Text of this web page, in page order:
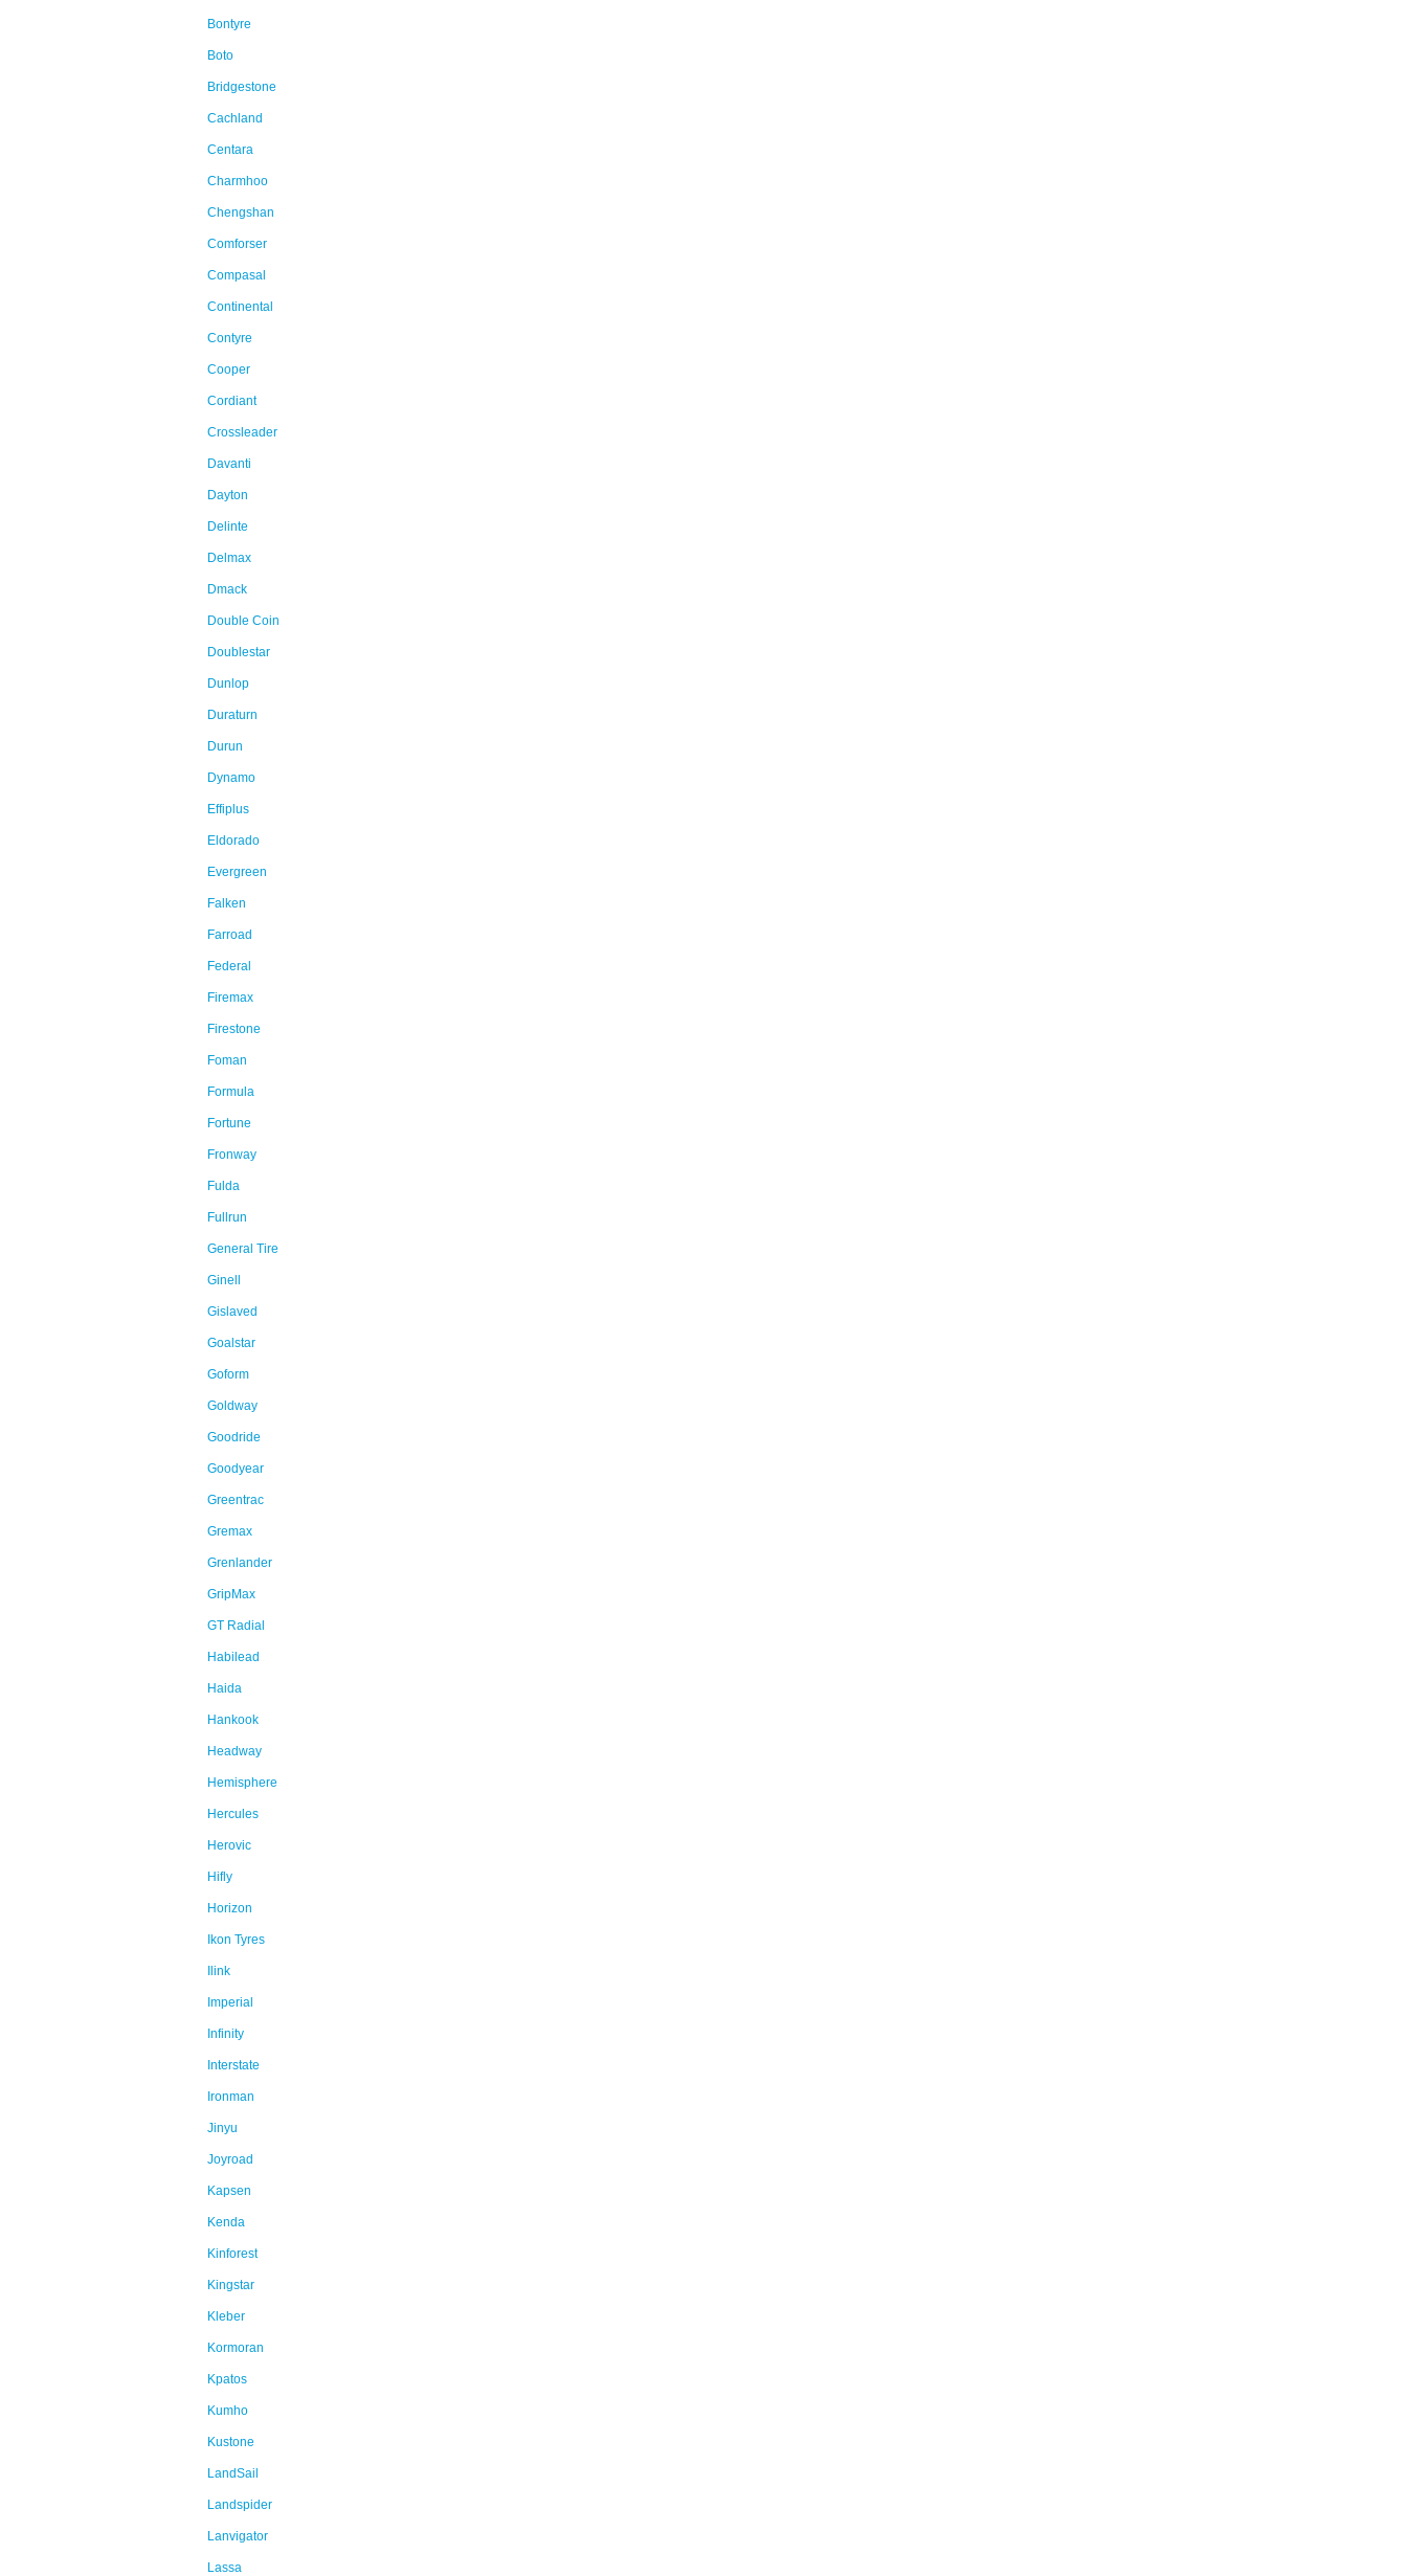
Bontyre
Boto
Bridgestone
Cachland
Centara
Charmhoo
Chengshan
Comforser
Compasal
Continental
Contyre
Cooper
Cordiant
Crossleader
Davanti
Dayton
Delinte
Delmax
Dmack
Double Coin
Doublestar
Dunlop
Duraturn
Durun
Dynamo
Effiplus
Eldorado
Evergreen
Falken
Farroad
Federal
Firemax
Firestone
Foman
Formula
Fortune
Fronway
Fulda
Fullrun
General Tire
Ginell
Gislaved
Goalstar
Goform
Goldway
Goodride
Goodyear
Greentrac
Gremax
Grenlander
GripMax
GT Radial
Habilead
Haida
Hankook
Headway
Hemisphere
Hercules
Herovic
Hifly
Horizon
Ikon Tyres
Ilink
Imperial
Infinity
Interstate
Ironman
Jinyu
Joyroad
Kapsen
Kenda
Kinforest
Kingstar
Kleber
Kormoran
Kpatos
Kumho
Kustone
LandSail
Landspider
Lanvigator
Lassa